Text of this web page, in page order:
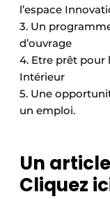
l’espace
3. Un
d’ouvrage
4. Etre prêt pour
Intérieur
5. Une
un emploi.
Un
Cliquez